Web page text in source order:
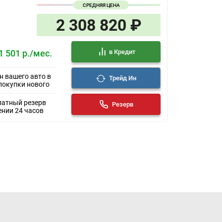
СРЕДНЯЯ ЦЕНА
2 308 820 ₽
501 р./мес. в Кредит
вашего авто в
нового
Трейд Ин
резерв
24 часов
Резерв